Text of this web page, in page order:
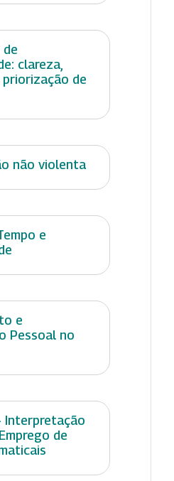
clareza,
de
não violenta
e
e
Pessoal no
Interpretação
de